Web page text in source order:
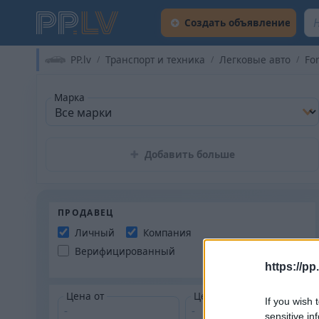
https://
If you wish
sensitive
Создать объявление
PP.lv Транспорт и техника Легковые авто
Марка
Добавить больше
ПРОДАВЕЦ
Личный
Компания
Верифицированный
Цена от Цена до